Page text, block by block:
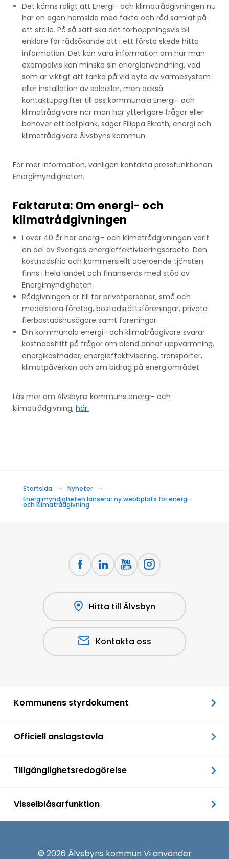
Det känns roligt att Energi- och klimatrådgivningen nu
har en egen hemsida med fakta och råd samlat på
ett ställe. På så sätt ska det förhoppningsvis bli
enklare för rådsökande att i ett första skede hitta
information. Det kan vara information om hur man
exempelvis kan minska sin energianvändning, vad
som är viktigt att tänka på vid byte av värmesystem
eller installation av solceller, men också
kontaktuppgifter till oss kommunala Energi- och
klimatrådgivare när man har ytterligare frågor eller
behöver ett bollplank, säger Filippa Ekroth, energi och
klimatrådgivare Älvsbyns kommun.
För mer information, vänligen kontakta pressfunktionen
Energimyndigheten.
Faktaruta: Om energi- och
klimatrådgivningen
I över 40 år har energi- och klimatrådgivningen varit
en del av Sveriges energieffektiviseringsarbete. Den
kostnadsfria och kommersiellt oberoende tjänsten
finns i hela landet och finansieras med stöd av
Energimyndigheten.
Rådgivningen är till för privatpersoner, små och
medelstora företag, bostadsrättsföreningar, privata
flerbostadshusägare samt föreningar.
Din kommunala energi- och klimatrådgivare svarar
kostnadsfritt på frågor om bland annat uppvärmning,
energikostnader, energieffektivisering, transporter,
klimatpåverkan och om bidrag på energiområdet.
Läs mer om Älvsbyns kommuns energi- och
klimatrådgivning, här.
Startsida
Nyheter
Energimyndigheten lanserar ny webbplats för energi-
och klimatrådgivning
Hitta till Älvsbyn
Kontakta oss
Kommunens styrdokument
Officiell anslagstavla
Tillgänglighetsredogörelse
Visselblåsarfunktion
© 2026 Älvsbyns kommun Vi använder